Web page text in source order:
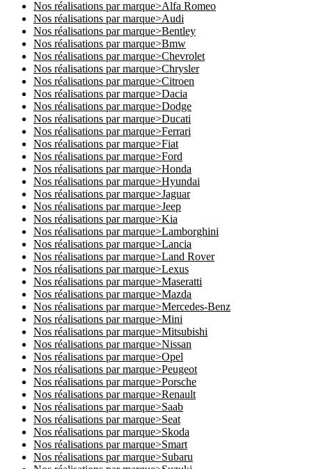
Nos réalisations par marque>Alfa Romeo
Nos réalisations par marque>Audi
Nos réalisations par marque>Bentley
Nos réalisations par marque>Bmw
Nos réalisations par marque>Chevrolet
Nos réalisations par marque>Chrysler
Nos réalisations par marque>Citroen
Nos réalisations par marque>Dacia
Nos réalisations par marque>Dodge
Nos réalisations par marque>Ducati
Nos réalisations par marque>Ferrari
Nos réalisations par marque>Fiat
Nos réalisations par marque>Ford
Nos réalisations par marque>Honda
Nos réalisations par marque>Hyundai
Nos réalisations par marque>Jaguar
Nos réalisations par marque>Jeep
Nos réalisations par marque>Kia
Nos réalisations par marque>Lamborghini
Nos réalisations par marque>Lancia
Nos réalisations par marque>Land Rover
Nos réalisations par marque>Lexus
Nos réalisations par marque>Maseratti
Nos réalisations par marque>Mazda
Nos réalisations par marque>Mercedes-Benz
Nos réalisations par marque>Mini
Nos réalisations par marque>Mitsubishi
Nos réalisations par marque>Nissan
Nos réalisations par marque>Opel
Nos réalisations par marque>Peugeot
Nos réalisations par marque>Porsche
Nos réalisations par marque>Renault
Nos réalisations par marque>Saab
Nos réalisations par marque>Seat
Nos réalisations par marque>Skoda
Nos réalisations par marque>Smart
Nos réalisations par marque>Subaru